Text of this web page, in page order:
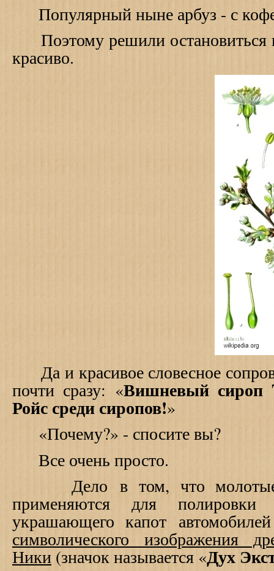
Популярный ныне арбуз - с
Поэтому решили остановиться
красиво.
Да и красивое словесное
почти сразу: «Вишневый сироп
Ройс среди сиропов!»
«Почему?» - спосите вы?
Все очень просто.
Дело в том, что молотые
применяются для полировки
украшающего капот
символического изображения
Ники (значок называется «Дух